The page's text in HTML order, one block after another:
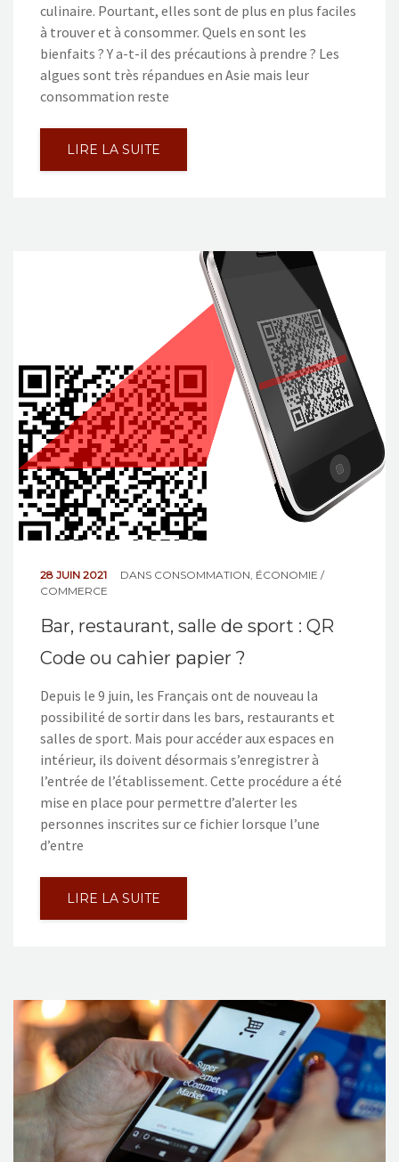
culinaire. Pourtant, elles sont de plus en plus faciles
à trouver et à consommer. Quels en sont les
bienfaits ? Y a-t-il des précautions à prendre ? Les
algues sont très répandues en Asie mais leur
consommation reste
LIRE LA SUITE
28 JUIN 2021 DANS CONSOMMATION ÉCONOMIE /
COMMERCE
Bar, restaurant, salle de sport : QR
Code ou cahier papier ?
Depuis le 9 juin, les Français ont de nouveau la
possibilité de sortir dans les bars, restaurants et
salles de sport. Mais pour accéder aux espaces en
intérieur, ils doivent désormais s’enregistrer à
l’entrée de l’établissement. Cette procédure a été
mise en place pour permettre d’alerter les
personnes inscrites sur ce fichier lorsque l’une
d’entre
LIRE LA SUITE